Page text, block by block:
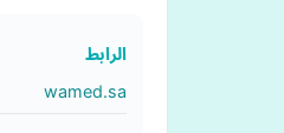
الرابط
wamed.sa